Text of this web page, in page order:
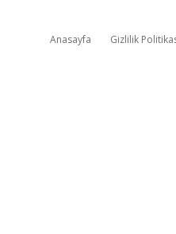
Anasayfa Gizlilik